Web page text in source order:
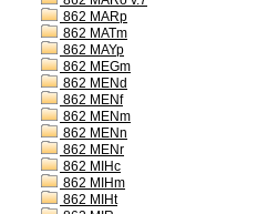
862 MARp
862 MATm
862 MAYp
862 MEGm
862 MENd
862 MENf
862 MENm
862 MENn
862 MENr
862 MIHc
862 MIHm
862 MIHt